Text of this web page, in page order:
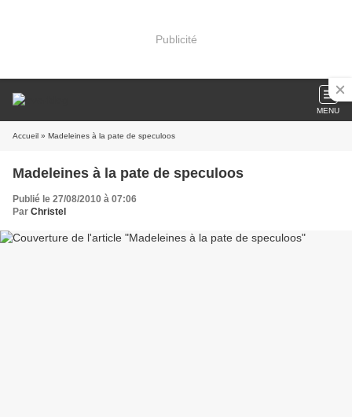
Publicité
MENU
Accueil » Madeleines à la pate de speculoos
Madeleines à la pate de speculoos
Publié le 27/08/2010 à 07:06
Par Christel